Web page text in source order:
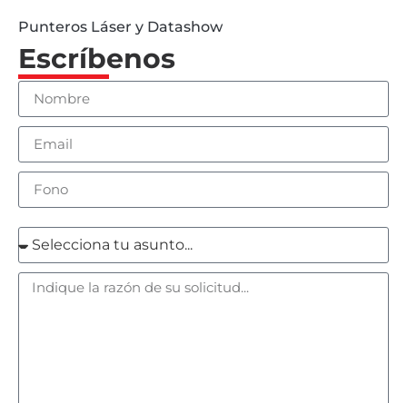
Punteros Láser y Datashow
Escríbenos